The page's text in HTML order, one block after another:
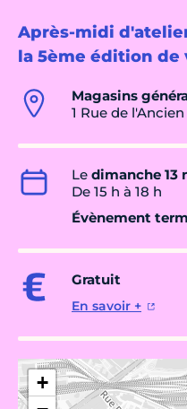
Après-midi
la 5ème édition de
Magasins
1 Rue de
Le dimanche 13
De 15 h à 18 h
Évènement
Gratuit
En savoir +
+